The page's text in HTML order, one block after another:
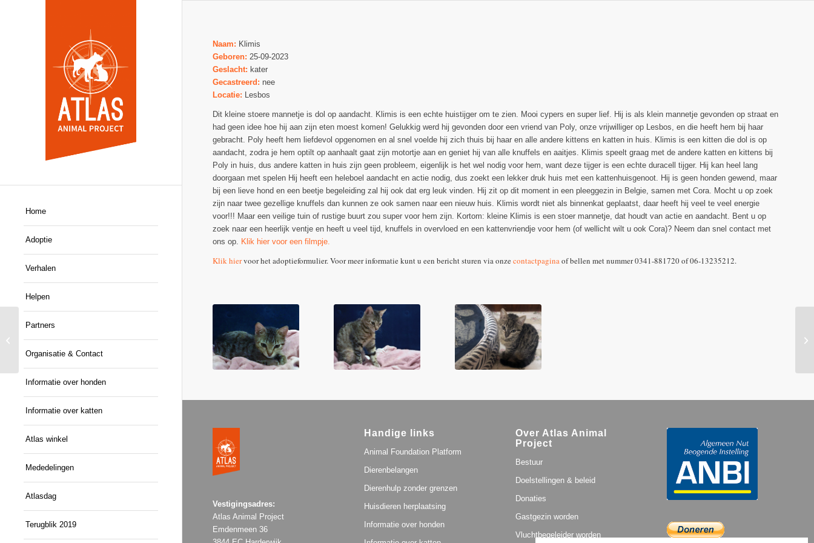
Home
Adoptie
Verhalen
Helpen
Partners
Organisatie & Contact
Informatie over honden
Informatie over katten
Atlas winkel
Mededelingen
Atlasdag
Terugblik 2019
Naam: Klimis
Geboren: 25-09-2023
Geslacht: kater
Gecastreerd: nee
Locatie: Lesbos
Dit kleine stoere mannetje is dol op aandacht. Klimis is een echte huistijger om te zien. Mooi cypers en super lief. Hij is als klein mannetje gevonden op straat en
had geen idee hoe hij aan zijn eten moest komen! Gelukkig werd hij gevonden door een vriend van Poly, onze vrijwilliger op Lesbos, en die heeft hem bij haar
gebracht. Poly heeft hem liefdevol opgenomen en al snel voelde hij zich thuis bij haar en alle andere kittens en katten in huis. Klimis is een kitten die dol is op
aandacht, zodra je hem optilt op aanhaalt gaat zijn motortje aan en geniet hij van alle knuffels en aaitjes. Klimis speelt graag met de andere katten en kittens bij
Poly in huis, dus andere katten in huis zijn geen probleem, eigenlijk is het wel nodig voor hem, want deze tijger is een echte duracell tijger. Hij kan heel lang
doorgaan met spelen Hij heeft een heleboel aandacht en actie nodig, dus zoekt een lekker druk huis met een kattenhuisgenoot. Hij is geen honden gewend, maar
bij een lieve hond en een beetje begeleiding zal hij ook dat erg leuk vinden. Hij zit op dit moment in een pleeggezin in Belgie, samen met Cora. Mocht u op zoek
zijn naar twee gezellige knuffels dan kunnen ze ook samen naar een nieuw huis. Klimis wordt niet als binnenkat geplaatst, daar heeft hij veel te veel energie
voor!!! Maar een veilige tuin of rustige buurt zou super voor hem zijn. Kortom: kleine Klimis is een stoer mannetje, dat houdt van actie en aandacht. Bent u op
zoek naar een heerlijk ventje en heeft u veel tijd, knuffels in overvloed en een kattenvriendje voor hem (of wellicht wilt u ook Cora)? Neem dan snel contact met
ons op. Klik hier voor een filmpje.
Klik hiervoor het adoptieformulier. Voor meer informatie kunt u een bericht sturen via onzecontactpaginaof bellen met nummer 0341-881720 of 06-13235212.
Vestigingsadres:
Atlas Animal Project
Emdenmeen 36
Handige links
Animal Foundation Platform
Dierenbelangen
Dierenhulp zonder grenzen
Huisdieren herplaatsing
Informatie over honden
Over Atlas Animal
Project
Bestuur
Doelstellingen & beleid
Donaties
Gastgezin worden
Vluchtbegeleider worden
Winston (in Nederland)